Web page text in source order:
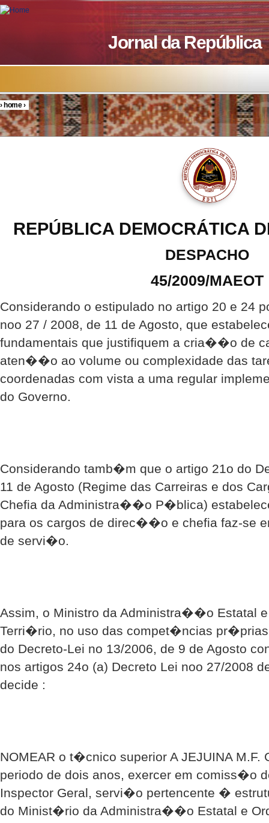
Skip to main content
Jornal da República
You are here
›home›
REPÚBLICA DEMOCRÁTICA
DESPACHO
45/2009/MAEOT
Considerando o estipulado no artigo 20 e 24
noo 27 / 2008, de 11 de Agosto, que
fundamentais que justifiquem a cria��o de
aten��o ao volume ou complexidade das
coordenadas com vista a uma regular
do Governo.
Considerando tamb�m que o artigo 21o do
11 de Agosto (Regime das Carreiras e dos
Chefia da Administra��o P�blica)
para os cargos de direc��o e chefia faz-se
de servi�o.
Assim, o Ministro da Administra��o Estatal
Terri�rio, no uso das compet�ncias pr�prias
do Decreto-Lei no 13/2006, de 9 de Agosto
nos artigos 24o (a) Decreto Lei noo 27/2008
decide :
NOMEAR o t�cnico superior A JEJUINA M.F.
periodo de dois anos, exercer em comiss�o
Inspector Geral, servi�o pertencente �
do Minist�rio da Administra��o Estatal e